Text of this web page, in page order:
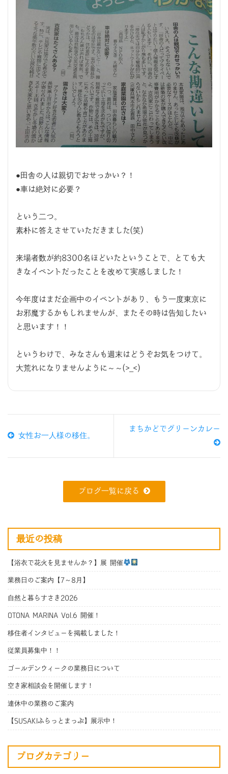
●田舎の人は親切でおせっかい？！
●車は絶対に必要？
という二つ。
素朴に答えさせていただきました(笑)
来場者数が約8300名ほどいたということで、とても大
きなイベントだったことを改めて実感しました！
今年度はまだ企画中のイベントがあり、もう一度東京に
お邪魔するかもしれませんが、またその時は告知したい
と思います！！
というわけで、みなさんも週末はどうぞお気をつけて。
大荒れになりませんように～～(>_<)
女性お一人様の移住。
まちかどでグリーンカレー
ブログ一覧に戻る
最近の投稿
【浴衣で花火を見ませんか？】展 開催
業務日のご案内【7～8月】
自然と暮らすさき2026
OTONA MARINA Vol.6 開催！
移住者インタビューを掲載しました！
従業員募集中！！
ゴールデンウィークの業務日について
空き家相談会を開催します！
連休中の業務のご案内
【SUSAKIふらっとまっぷ】展示中！
ブログカテゴリー